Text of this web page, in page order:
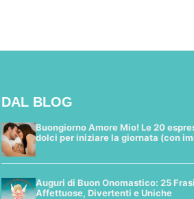
DAL BLOG
Buongiorno Amore Mio! Le 20
dolci per iniziare la giornata (con
Auguri di Buon Onomastico: 25 Frasi
Affettuose, Divertenti e Uniche